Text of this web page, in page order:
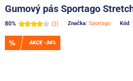
80% (1) Značka: Sportago Kód:
Gumový pás Sportago
AKCE -34%